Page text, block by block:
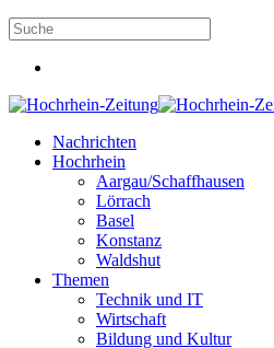
Nachrichten
Hochrhein
Aargau/Schaffhausen
Lörrach
Basel
Konstanz
Waldshut
Themen
Technik und IT
Wirtschaft
Bildung und Kultur